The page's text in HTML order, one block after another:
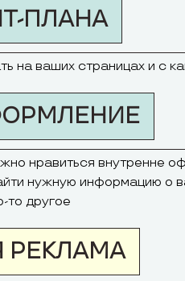
ПЛАНА
на ваших страницах и с
нравиться внутренне
нужную информацию о
то другое
РЕКЛАМА